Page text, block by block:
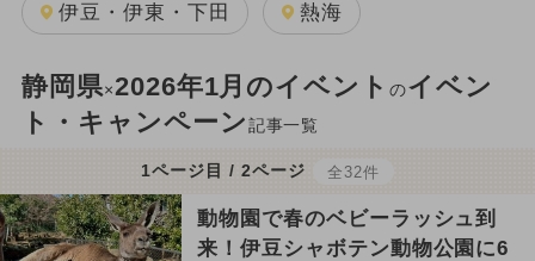
伊豆・伊東・下田 熱海
静岡県×2026年1月のイベントのイベン
ト・キャンペーン記事一覧
1ページ目 / 2ページ 全32件
動物園で春のベビーラッシュ到
来！伊豆シャボテン動物公園に6